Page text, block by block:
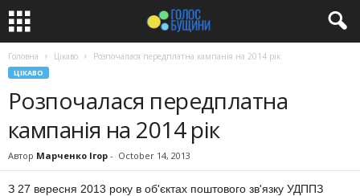
Головна Цікаво Розпочалася передплатна кампанія на 2014 рік
ЦІКАВО
Розпочалася передплатна
кампанія на 2014 рік
Автор Марченко Ігор - October 14, 2013
З 27 вересня 2013 року в об'єктах поштового зв'язку УДППЗ